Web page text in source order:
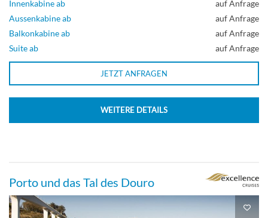
Innenkabine ab
auf Anfrage
Aussenkabine ab
auf Anfrage
Balkonkabine ab
auf Anfrage
Suite ab
auf Anfrage
JETZT ANFRAGEN
WEITERE DETAILS
Porto und das Tal des Douro